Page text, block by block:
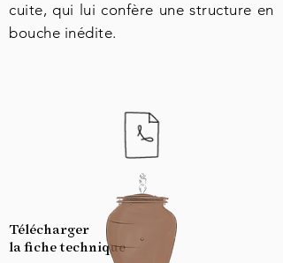
cuite, qui lui confère une structure en
bouche inédite.
Télécharger
la fichetechnique